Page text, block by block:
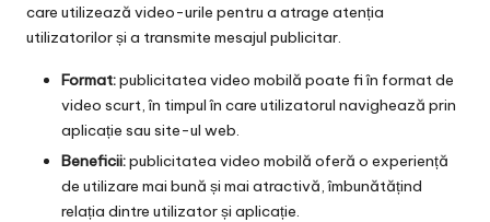
care utilizează video-urile pentru a atrage atenția
utilizatorilor și a transmite mesajul publicitar.
Format:publicitatea video mobilă poate fi în format de
video scurt, în timpul în care utilizatorul navighează prin
aplicație sau site-ul web.
Beneficii:publicitatea video mobilă oferă o experiență
de utilizare mai bună și mai atractivă, îmbunătățind
relația dintre utilizator și aplicație.